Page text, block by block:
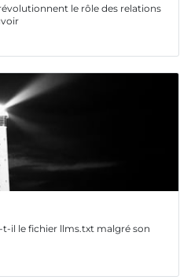
le rôle des relations
il le fichier llms.txt malgré son